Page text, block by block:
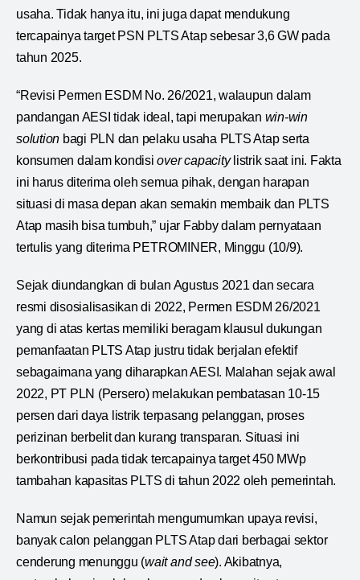
usaha. Tidak hanya itu, ini juga dapat mendukung
tercapainya target PSN PLTS Atap sebesar 3,6 GW pada
tahun 2025.
“Revisi Permen ESDM No. 26/2021, walaupun dalam
pandangan AESI tidak ideal, tapi merupakan win-win
solution bagi PLN dan pelaku usaha PLTS Atap serta
konsumen dalam kondisiover capacitylistrik saat ini. Fakta
ini harus diterima oleh semua pihak, dengan harapan
situasi di masa depan akan semakin membaik dan PLTS
Atap masih bisa tumbuh,” ujar Fabby dalam pernyataan
tertulis yang diterima PETROMINER, Minggu (10/9).
Sejak diundangkan di bulan Agustus 2021 dan secara
resmi disosialisasikan di 2022, Permen ESDM 26/2021
yang di atas kertas memiliki beragam klausul dukungan
pemanfaatan PLTS Atap justru tidak berjalan efektif
sebagaimana yang diharapkan AESI. Malahan sejak awal
2022, PT PLN (Persero) melakukan pembatasan 10-15
persen dari daya listrik terpasang pelanggan, proses
perizinan berbelit dan kurang transparan. Situasi ini
berkontribusi pada tidak tercapainya target 450 MWp
tambahan kapasitas PLTS di tahun 2022 oleh pemerintah.
Namun sejak pemerintah mengumumkan upaya revisi,
banyak calon pelanggan PLTS Atap dari berbagai sektor
cenderung menunggu (wait and see). Akibatnya,